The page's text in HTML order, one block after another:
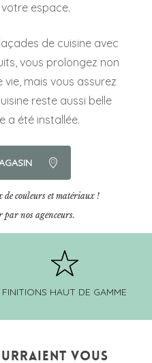
espace.
de cuisine avec
vous prolongez non
mais vous assurez
reste aussi belle
a été installée.
de couleurs et matériaux !
par nos agenceurs.
FINITIONS HAUT DE GAMME
vous